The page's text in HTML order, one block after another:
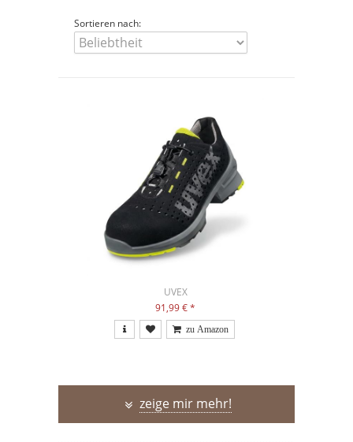
Sortieren nach:
UVEX
91,99 €*
zeige mir mehr!